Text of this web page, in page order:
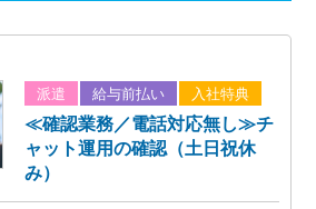
派遣 給与前払い 入社特典
≪確認業務／電話対応無し≫チ
ャット運用の確認（土日祝休
み）